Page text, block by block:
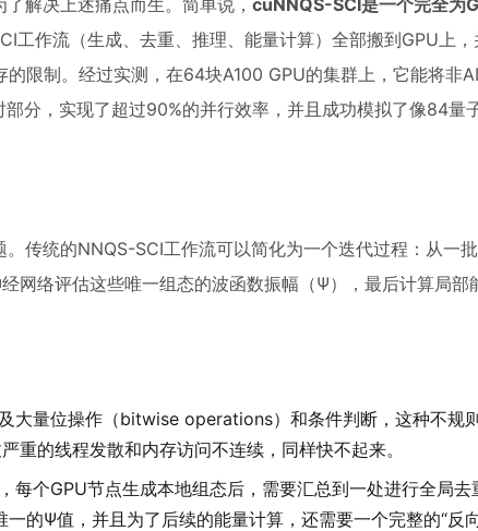
解决上述痛点而生。简单说， cuNNQS-SCI是一个完全为
工作流（生成、去重、推理、能量计算）全部搬到GPU上
限制。经过实测，在64块A100 GPU的集群上，它能将非
分，实现了超过90%的并行效率，并且成功模拟了像84量
传统的NNQS-SCI工作流可以简化为一个迭代过程：从一批
网络评估这些唯一组态的波函数振幅（Ψ），最后计算局部
大量位操作（bitwise operations）和条件判断，这种不规
重的线程发散和内存访问不连续，同样快不起来。
每个GPU节点生成本地组态后，需要汇总到一处进行全局
的Ψ值，并且为了后续的能量计算，还需要一个完整的“反